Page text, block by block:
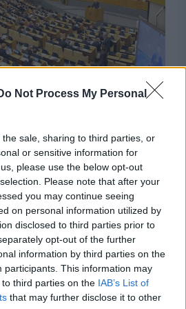
Not Process My Personal
sale, sharing to third parties, or
or sensitive information for
please use the below opt-out
Please note that after your
you may continue seeing
on personal information utilized by
disclosed to third parties prior to
opt-out of the further
information by third parties on the
participants. This information may
third parties on the IAB’s List of
that may further disclose it to other
se opune războiului din
alegeri. Sute de oameni
protestează